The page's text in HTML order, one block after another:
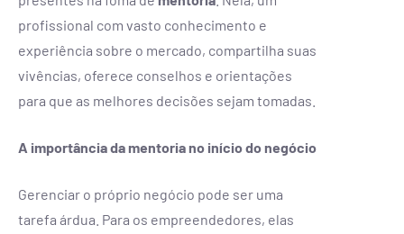
profissional com vasto conhecimento e
experiência sobre o mercado, compartilha suas
vivências, oferece conselhos e orientações
para que as melhores decisões sejam tomadas.
A importância da mentoria no início do negócio
Gerenciar o próprio negócio pode ser uma
tarefa árdua. Para os empreendedores, elas